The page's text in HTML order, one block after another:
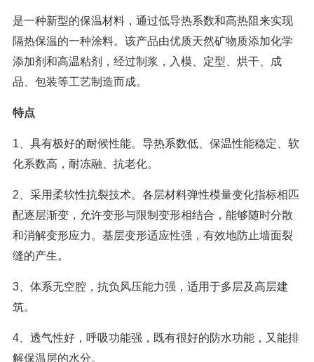
是一种新型的保温材料，通过低导热系数和高热阻来实现
隔热保温的一种涂料。该产品由优质天然矿物质添加化学
添加剂和高温粘剂，经过制浆，入模、定型、烘干、成
品、包装等工艺制造而成。
特点
1、具有极好的耐候性能。导热系数低、保温性能稳定、软
化系数高，耐冻融、抗老化。
2、采用柔软性抗裂技术。各层材料弹性模量变化指标相匹
配逐层渐变，允许变形与限制变形相结合，能够随时分散
和消解变形应力。基层变形适应性强，有效地防止墙面裂
缝的产生。
3、体系无空腔，抗负风压能力强，适用于多层及高层建
筑。
4、透气性好，呼吸功能强，既有很好的防水功能，又能排
解保温层的水分。